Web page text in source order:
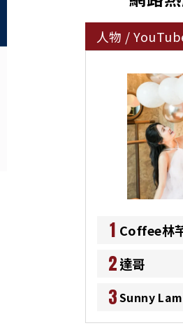
人物 /
1 Coffee林
2達哥
3Sunny